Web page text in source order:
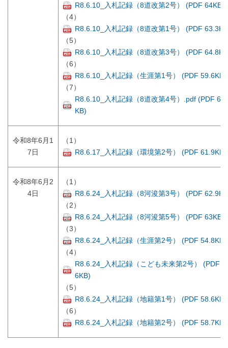
R8.6.10_入札記録（8道改第2号） (PDF 64KB)
（4）
R8.6.10_入札記録（8道改第1号） (PDF
（5）
R8.6.10_入札記録（8道改第3号） (PDF
（6）
R8.6.10_入札記録（生涯第1号） (PDF 59.6KB)
（7）
R8.6.10_入札記録（8道改第4号）.pdf (PDF
KB)
令和8年6月1
7日
（1）
R8.6.17_入札記録（環境第2号） (PDF 61.9KB)
令和8年6月2
4日
（1）
R8.6.24_入札記録（8河浚第3号） (PDF
（2）
R8.6.24_入札記録（8河浚第5号） (PDF 63KB)
（3）
R8.6.24_入札記録（生涯第2号） (PDF 54.8KB)
（4）
R8.6.24_入札記録（こども未来第2号） (PDF
6KB)
（5）
R8.6.24_入札記録（地籍第1号） (PDF 58.6KB)
（6）
R8.6.24_入札記録（地籍第2号） (PDF 58.7KB)